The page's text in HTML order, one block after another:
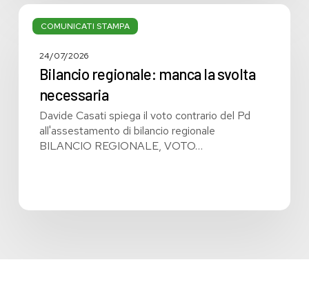
COMUNICATI STAMPA
Bilancio
regionale:
svolta
24/07/2026
Bilancio regionale: manca la svolta
necessaria
Davide Casati spiega il voto contrario del Pd
all'assestamento di bilancio regionale
BILANCIO REGIONALE, VOTO…